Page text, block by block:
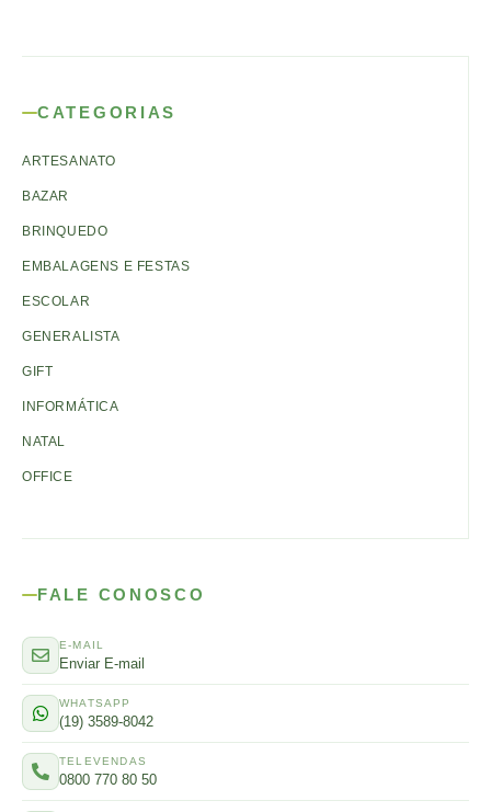
CATEGORIAS
ARTESANATO
BAZAR
BRINQUEDO
EMBALAGENS E FESTAS
ESCOLAR
GENERALISTA
GIFT
INFORMÁTICA
NATAL
OFFICE
FALE CONOSCO
E-MAIL
Enviar E-mail
WHATSAPP
(19) 3589-8042
TELEVENDAS
0800 770 80 50